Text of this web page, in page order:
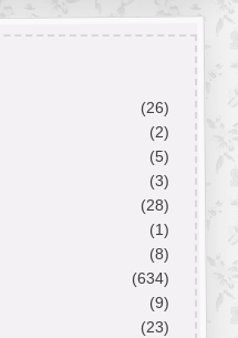
(26)
(2)
(5)
(3)
(28)
(1)
(8)
(634)
(9)
(23)